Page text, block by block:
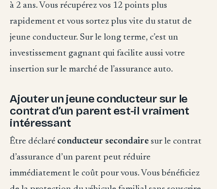
à 2 ans. Vous récupérez vos 12 points plus
rapidement et vous sortez plus vite du statut de
jeune conducteur. Sur le long terme, c’est un
investissement gagnant qui facilite aussi votre
insertion sur le marché de l’assurance auto.
Ajouter un jeune conducteur sur le
contrat d’un parent est-il vraiment
intéressant
Être déclaré conducteur secondaire sur le contrat
d’assurance d’un parent peut réduire
immédiatement le coût pour vous. Vous bénéficiez